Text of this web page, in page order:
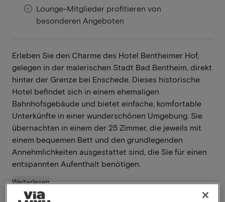
Lounge-Mitglieder profitieren von
besonderen Angeboten
Erleben Sie den Charme des Hotel Bentheimer Hof,
gelegen in der malerischen Stadt Bad Bentheim, direkt
hinter der Grenze bei Enschede. Dieses historische
Hotel befindet sich in einem ehemaligen
Bahnhofsgebäude und bietet einfache, komfortable
Unterkünfte in einer wunderschönen Umgebung. Sie
übernachten in einem der 25 Zimmer, die jeweils mit
einem bequemen Bett und den grundlegenden
Annehmlichkeiten ausgestattet sind, die Sie für einen
entspannten Aufenthalt benötigen.
Weiterlesen